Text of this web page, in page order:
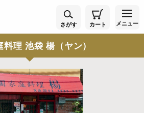
さがす カート メニュー
料理 池袋 楊（ヤン）